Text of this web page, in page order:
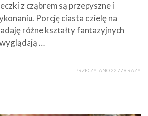
z cząbrem są przepyszne i
Porcję ciasta dzielę na
różne kształty fantazyjnych
…
PRZECZYTANO 22 779 RAZY